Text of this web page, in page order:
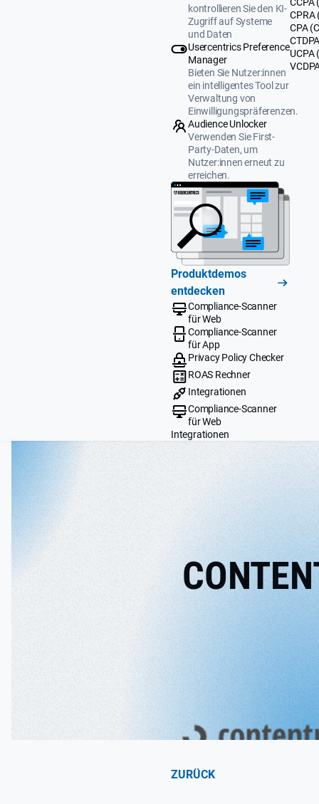
kontrollieren Sie den KI-
Zugriff auf Systeme
und Daten
Usercentrics Preference
Manager
Bieten Sie Nutzer:innen
ein intelligentes Tool zur
Verwaltung von
Einwilligungspräferenzen.
Audience Unlocker
Verwenden Sie First-
Party-Daten, um
Nutzer:innen erneut zu
erreichen.
Produktdemos
entdecken
Compliance-Scanner
für Web
Compliance-Scanner
für App
Privacy Policy Checker
ROAS Rechner
Integrationen
Compliance-Scanner
für Web
Integrationen
CPRA
CPA
UCPA
ZURÜCK